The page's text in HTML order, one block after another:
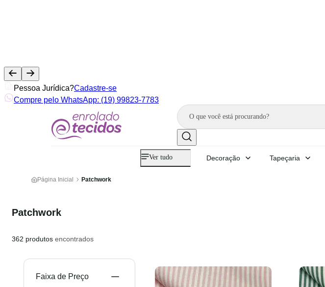
Pessoa Jurídica?Cadastre-se
Compre pelo WhatsApp: (19) 99823-7783
Ver tudo Decoração Tapeçaria
Página Inicial Patchwork
Patchwork
362 produtos encontrados
Preço